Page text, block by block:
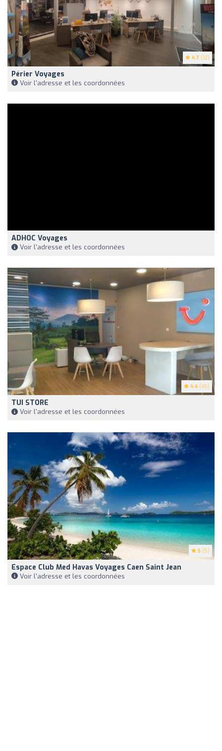
4.7 (12)
Périer Voyages
Voir l'adresse et les coordonnées
ADHOC Voyages
Voir l'adresse et les coordonnées
4.4 (45)
TUI STORE
Voir l'adresse et les coordonnées
5 (5)
Espace Club Med Havas Voyages Caen Saint Jean
Voir l'adresse et les coordonnées